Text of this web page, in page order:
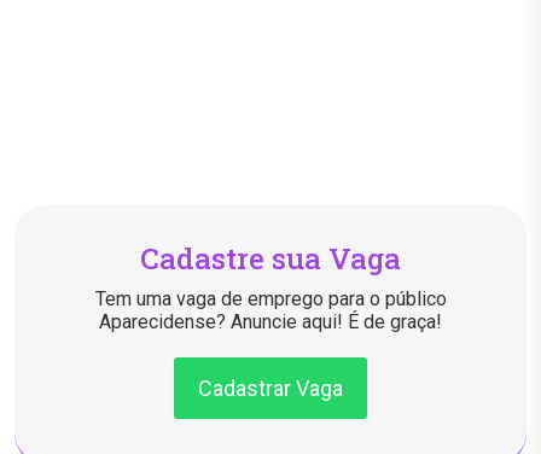
Cadastre sua Vaga
Tem uma vaga de emprego para o público
Aparecidense? Anuncie aqui! É de graça!
Cadastrar Vaga